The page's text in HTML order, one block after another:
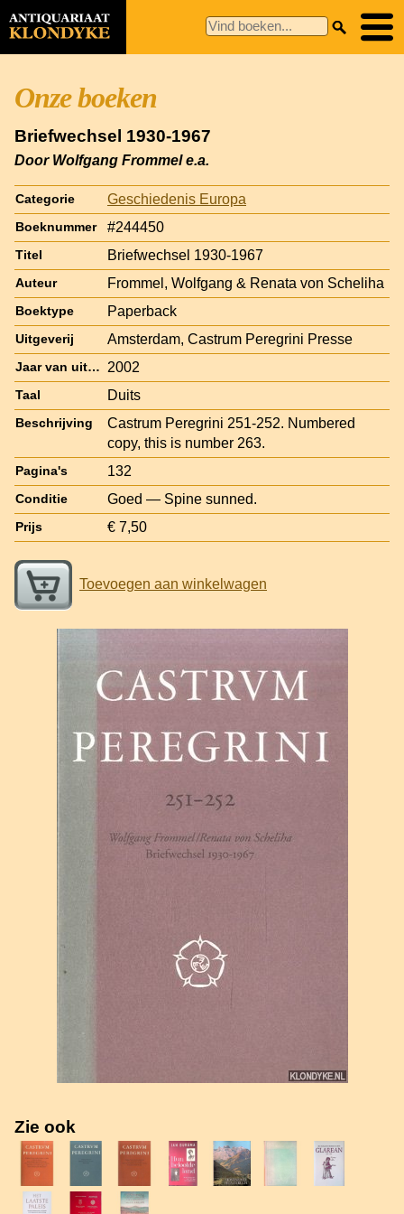
Onze boeken
Briefwechsel 1930-1967
Door Wolfgang Frommel e.a.
Categorie Geschiedenis Europa
Boeknummer #244450
Titel Briefwechsel 1930-1967
Auteur Frommel, Wolfgang & Renata von Scheliha
Boektype Paperback
Uitgeverij Amsterdam, Castrum Peregrini Presse
Jaar van uitgave 2002
Taal Duits
Beschrijving
Castrum Peregrini 251-252. Numbered
copy, this is number 263.
Pagina's 132
Conditie Goed — Spine sunned.
Prijs € 7,50
Toevoegen aan winkelwagen
Zie ook